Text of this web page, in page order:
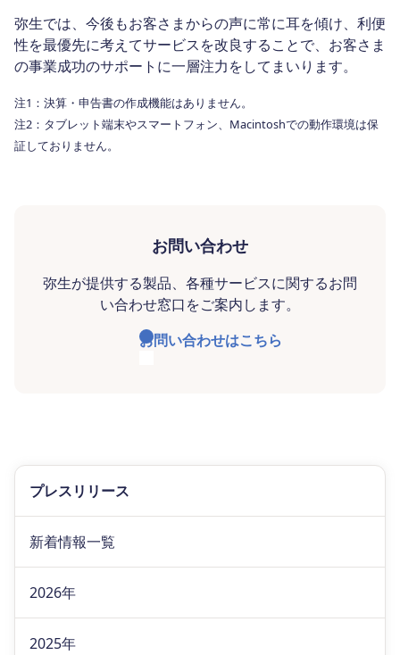
弥生では、今後もお客さまからの声に常に耳を傾け、利便
性を最優先に考えてサービスを改良することで、お客さま
の事業成功のサポートに一層注力をしてまいります。
注1：決算・申告書の作成機能はありません。
注2：タブレット端末やスマートフォン、Macintoshでの動作環境は保
証しておりません。
お問い合わせ
弥生が提供する製品、各種サービスに関するお問
い合わせ窓口をご案内します。
お問い合わせはこちら
プレスリリース
新着情報一覧
2026年
2025年